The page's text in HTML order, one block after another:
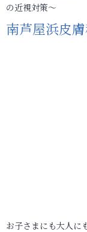
の近視対策～
南芦屋浜皮
お子さまにも大人に